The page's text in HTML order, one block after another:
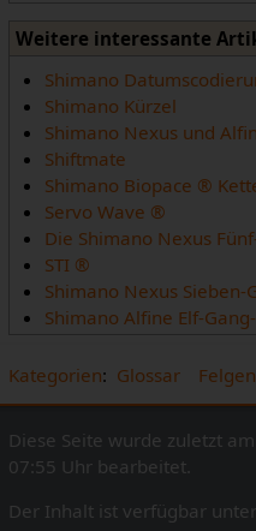
Weitere interessante
Shimano
Shimano Kürzel
Shimano Nexus und
Shiftmate
Shimano Biopace ®
Servo Wave ®
Die Shimano Nexus
STI ®
Shimano Nexus Sieben-
Shimano Alfine Elf-
Kategorien: Glossar
Diese Seite wurde zuletzt
07:55 Uhr bearbeitet.
Der Inhalt ist verfügbar